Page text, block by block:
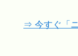
⇒ 今すぐ「